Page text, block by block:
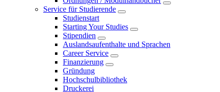
Service für Studierende
Studienstart
Starting Your Studies
Stipendien
Auslandsaufenthalte und Sprachen
Career Service
Finanzierung
Gründung
Hochschulbibliothek
Druckerei